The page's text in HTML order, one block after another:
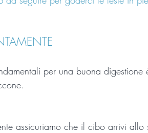
per una buona
assicuriamo che il cibo arrivi